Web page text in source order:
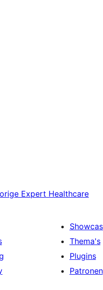
Expert Healthcare
Thema's
Plugins
Patronen